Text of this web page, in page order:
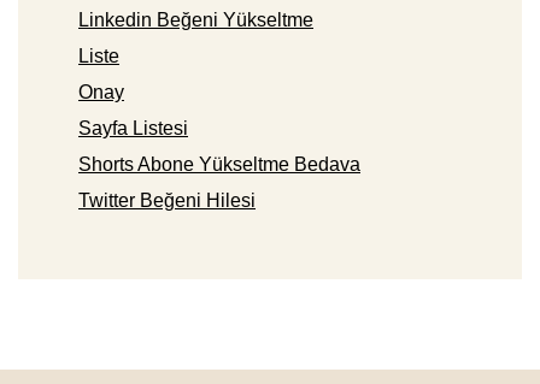
Linkedin Beğeni Yükseltme
Liste
Onay
Sayfa Listesi
Shorts Abone Yükseltme Bedava
Twitter Beğeni Hilesi